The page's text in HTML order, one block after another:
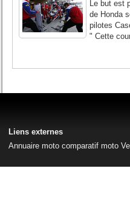
Le but est
de Honda
pilotes
" Cette
Liens externes
Annuaire moto comparatif moto